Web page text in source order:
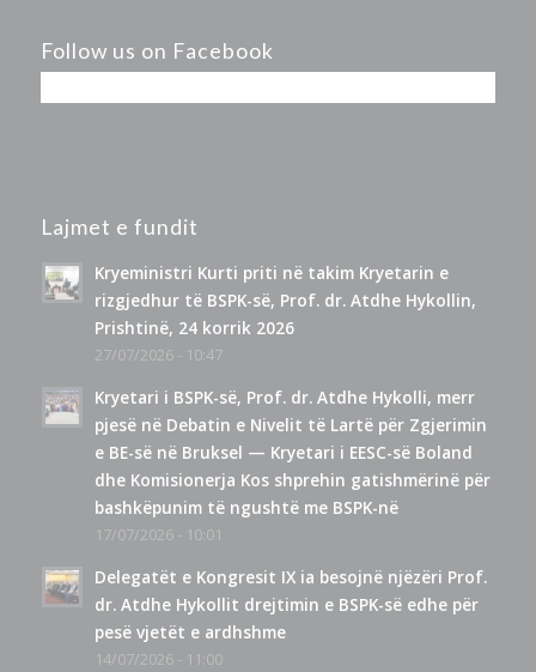
Follow us on Facebook
Lajmet e fundit
Kryeministri Kurti priti në takim Kryetarin e
rizgjedhur të BSPK-së, Prof. dr. Atdhe Hykollin,
Prishtinë, 24 korrik 2026
27/07/2026 - 10:47
Kryetari i BSPK-së, Prof. dr. Atdhe Hykolli, merr
pjesë në Debatin e Nivelit të Lartë për Zgjerimin
e BE-së në Bruksel — Kryetari i EESC-së Boland
dhe Komisionerja Kos shprehin gatishmërinë për
bashkëpunim të ngushtë me BSPK-në
17/07/2026 - 10:01
Delegatët e Kongresit IX ia besojnë njëzëri Prof.
dr. Atdhe Hykollit drejtimin e BSPK-së edhe për
pesë vjetët e ardhshme
14/07/2026 - 11:00